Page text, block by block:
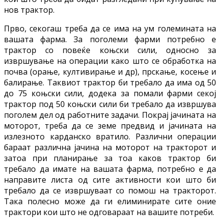
нов трактор.
Прво, секогаш треба да се има на ум големината на
вашата фарма. За поголеми фарми потребно е
трактор со повеќе коњски сили, односно за
извршување на операции како што се обработка на
почва (орање, култивирање и др), прскање, косење и
балирање. Таквиот трактор би требало да има од 50
до 75 коњски сили, додека за помали фарми секој
трактор под 50 коњски сили би требало да извршува
поголем дел од работните задачи. Покрај јачината на
моторот, треба да се земе предвид и јачината на
излезното карданско вратило. Различни операции
бараат различна јачина на моторот на тракторот и
затоа при планирање за тоа каков трактор би
требало да имате на вашата фарма, потребно е да
направите листа од сите активности кои што би
требало да се извршуваат со помош на тракторот.
Така полесно може да ги елиминирате сите оние
трактори кои што не одговараат на вашите потреби.